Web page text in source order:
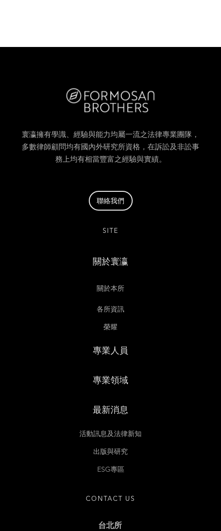
寰瀛擁有學識、經驗與能力均屬一流之法律專業團隊，
多數律師顧問均有國內外研究所資格，在訴訟及非訟事
務上均有相當豐富之經驗與實績。
聯絡我們
SITE
關於寰瀛
關於本所
各所資訊
榮耀
專業人員
專業領域
最新消息
活動訊息及法律新知
出版與研究
ESG專區
CONTACT US
台北所